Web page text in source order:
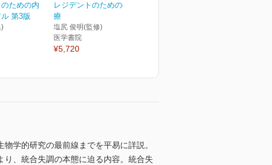
ための内
第3版
)
レジデントのための神経診
療
塩尻 俊明(監修)
医学書院
¥5,720
学的研究の最前線までを平易に詳説。
、統合失調の本態に迫る内容。統合失